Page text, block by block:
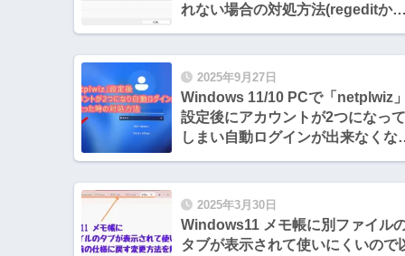
れない場合の対処方法(regeditか
2025年9月27日
Windows 11/10 PCで「netplwiz
設定後にアカウントが2つになって
しまい自動ログインが出来なくな
2025年3月30日
Windows11 メモ帳に別ファイル
タブが表示されて使いにくいので